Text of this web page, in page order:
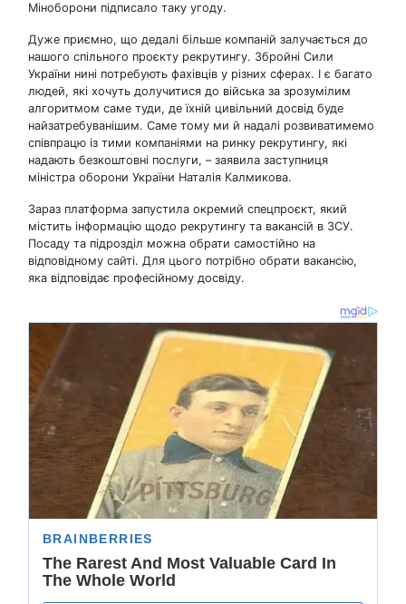
Міноборони підписало таку угоду.
Дуже приємно, що дедалі більше компаній залучається до
нашого спільного проєкту рекрутингу. Збройні Сили
України нині потребують фахівців у різних сферах. І є багато
людей, які хочуть долучитися до війська за зрозумілим
алгоритмом саме туди, де їхній цивільний досвід буде
найзатребуванішим. Саме тому ми й надалі розвиватимемо
співпрацю із тими компаніями на ринку рекрутингу, які
надають безкоштовні послуги, – заявила заступниця
міністра оборони України Наталія Калмикова.
Зараз платформа запустила окремий спецпроєкт, який
містить інформацію щодо рекрутингу та вакансій в ЗСУ.
Посаду та підрозділ можна обрати самостійно на
відповідному сайті. Для цього потрібно обрати вакансію,
яка відповідає професійному досвіду.